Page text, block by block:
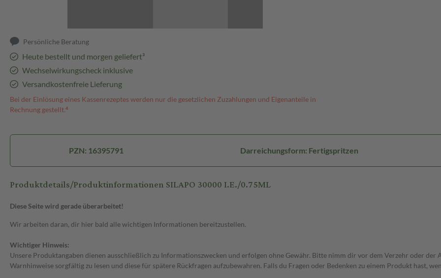
Persönliche Beratung
Heute bestellt und morgen geliefert³
Wechselwirkungscheck inklusive
Versandkostenfreie Lieferung
Bei der Einlösung eines Kassenrezeptes werden nur die gesetzlichen Zuzahlungen und Eigenanteile in
Rechnung gestellt.⁴
PZN: 16395791 Darreichungsform: Fertigspritzen
Produktdetails/Produktinformationen SILAPO 30000 I.E./0.75ML
Diese Seite wird gerade überarbeitet!
Wir arbeiten daran, dir hier bald alle wichtigen Informationen bereitzustellen.
Wichtiger Hinweis:
Unsere Produktangaben dienen ausschließlich zu Informationszwecken und erfolgen ohne Gewähr. Bitte nimm dir vor dem Verzehr oder
Warnhinweise sorgfältig zu lesen und diese für spätere Rückfragen aufzubewahren. Falls du Fragen oder Bedenken zu einem Produkt hast,